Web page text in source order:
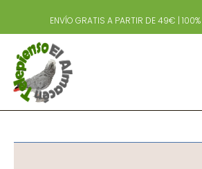
ENVÍO GRATIS A PARTIR DE 49€ |